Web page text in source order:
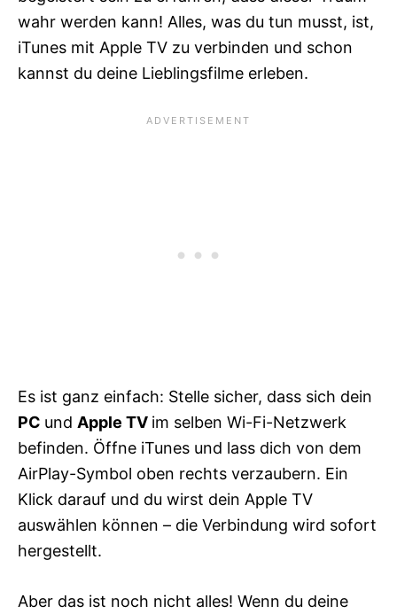
wahr werden kann! Alles, was du tun musst, ist,
iTunes mit Apple TV zu verbinden und schon
kannst du deine Lieblingsfilme erleben.
Es ist ganz einfach: Stelle sicher, dass sich dein
PC und Apple TV im selben Wi-Fi-Netzwerk
befinden. Öffne iTunes und lass dich von dem
AirPlay-Symbol oben rechts verzaubern. Ein
Klick darauf und du wirst dein Apple TV
auswählen können – die Verbindung wird sofort
hergestellt.
Aber das ist noch nicht alles! Wenn du deine